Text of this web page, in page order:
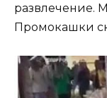
развлечение.
Промокашки